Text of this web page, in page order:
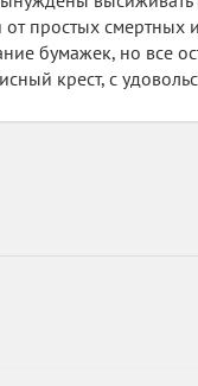
от простых смертных
бумажек, но все
крест, с